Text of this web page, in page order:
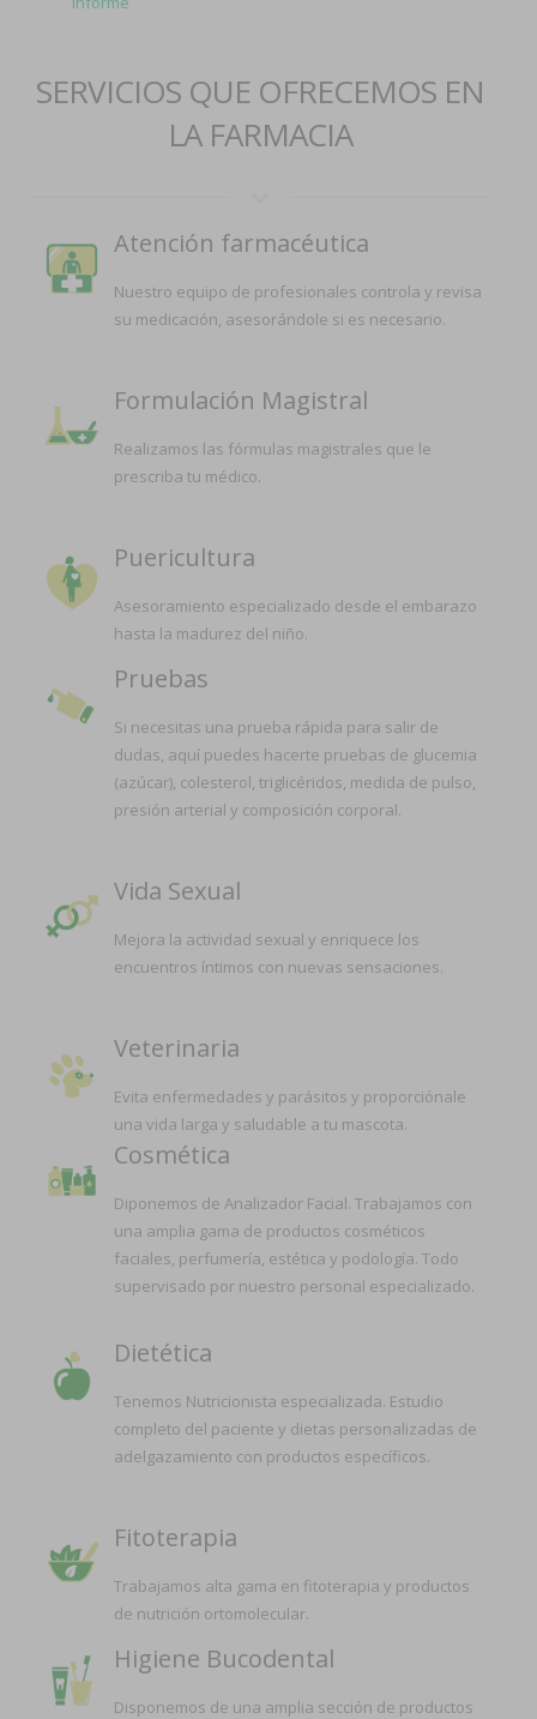
SERVICIOS QUE OFRECEMOS EN
LA FARMACIA
Atención farmacéutica
Nuestro equipo de profesionales controla y revisa
su medicación, asesorándole si es necesario.
Formulación Magistral
Realizamos las fórmulas magistrales que le
prescriba tu médico.
Puericultura
Asesoramiento especializado desde el embarazo
hasta la madurez del niño.
Pruebas
Si necesitas una prueba rápida para salir de
dudas, aquí puedes hacerte pruebas de glucemia
(azúcar), colesterol, triglicéridos, medida de pulso,
presión arterial y composición corporal.
Vida Sexual
Mejora la actividad sexual y enriquece los
encuentros íntimos con nuevas sensaciones.
Veterinaria
Evita enfermedades y parásitos y proporciónale
una vida larga y saludable a tu mascota.
Cosmética
Diponemos de Analizador Facial. Trabajamos con
una amplia gama de productos cosméticos
faciales, perfumería, estética y podología. Todo
supervisado por nuestro personal especializado.
Dietética
Tenemos Nutricionista especializada. Estudio
completo del paciente y dietas personalizadas de
adelgazamiento con productos específicos.
Fitoterapia
Trabajamos alta gama en fitoterapia y productos
de nutrición ortomolecular.
Higiene Bucodental
Disponemos de una amplia sección de productos